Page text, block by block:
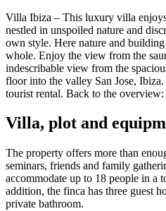
Villa Ibiza – This luxury villa
nestled in unspoiled nature and
own style. Here nature and
whole. Enjoy the view from the
indescribable view from the
floor into the valley San Jose,
tourist rental. Back to the overview:
Villa, plot and
The property offers more than
seminars, friends and family
accommodate up to 18 people in a
addition, the finca has three guest
private bathroom.